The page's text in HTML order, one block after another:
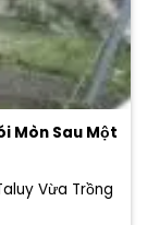
Mòn Sau Một
Vừa Trồng